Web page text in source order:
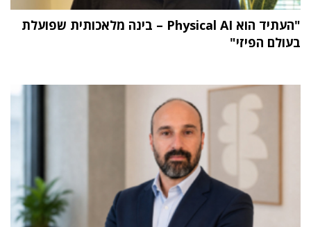
"העתיד הוא Physical AI – בינה מלאכותית שפועלת
בעולם הפיזי"